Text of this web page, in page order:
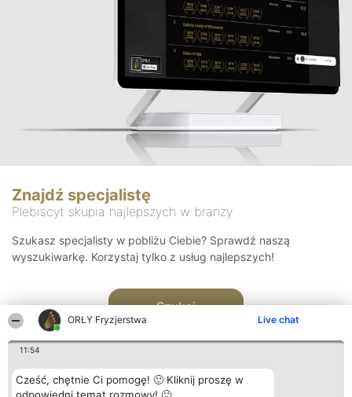
ORŁY Fryzjerstwa Live chat
11:54
Cześć, chętnie Ci pomogę! 🙂 Kliknij proszę w
Znajdź specjalistę
Plebiscyt skupia najlepszych w branży
Szukasz specjalisty w pobliżu Ciebie? Sprawdź naszą
wyszukiwarkę. Korzystaj tylko z usług najlepszych!
Szukaj